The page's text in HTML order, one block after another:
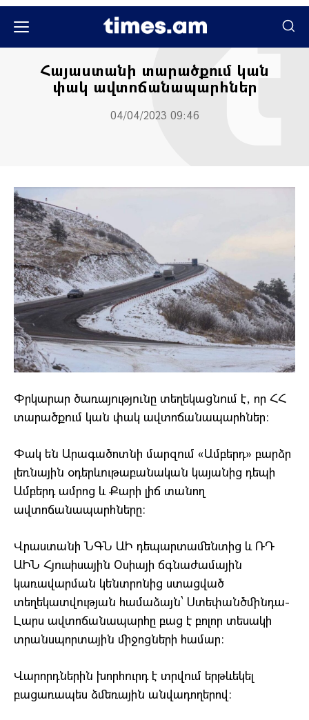
Հայաստանի տարածքում կան
փակ ավտոճանապարհներ
04/04/2023 09:46
Փրկարար ծառայությունը տեղեկացնում է, որ ՀՀ
տարածքում կան փակ ավտոճանապարհներ։
Փակ են Արագածոտնի մարզում «Ամբերդ» բարձր
լեռնային օդերևութաբանական կայանից դեպի
Ամբերդ ամրոց և Քարի լիճ տանող
ավտոճանապարհները։
Վրաստանի ՆԳՆ ԱԻ դեպարտամենտից և ՌԴ
ԱԻՆ Հյուսիսային Օսիայի ճգնաժամային
կառավարման կենտրոնից ստացված
տեղեկատվության համաձայն՝ Ստեփանծմինդա-
Լարս ավտոճանապարհը բաց է բոլոր տեսակի
տրանսպորտային միջոցների համար։
Վարորդներին խորհուրդ է տրվում երթևեկել
բացառապես ձմեռային անվադողերով։